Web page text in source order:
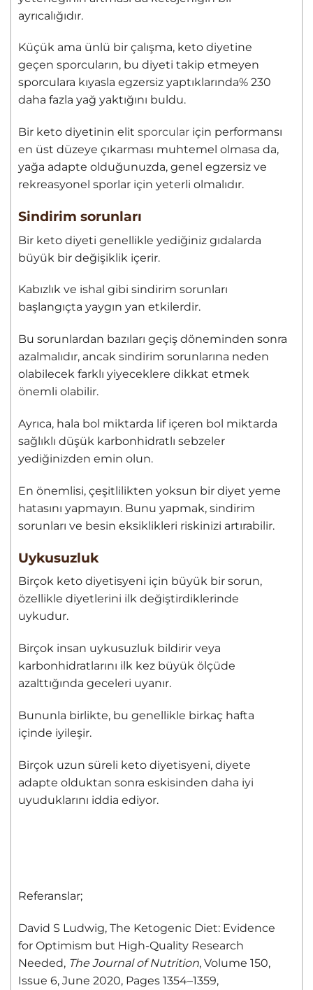
ayrıcalığıdır.
Küçük ama ünlü bir çalışma, keto diyetine
geçen sporcuların, bu diyeti takip etmeyen
sporculara kıyasla egzersiz yaptıklarında% 230
daha fazla yağ yaktığını buldu.
Bir keto diyetinin elit sporcular için performansı
en üst düzeye çıkarması muhtemel olmasa da,
yağa adapte olduğunuzda, genel egzersiz ve
rekreasyonel sporlar için yeterli olmalıdır.
Sindirim sorunları
Bir keto diyeti genellikle yediğiniz gıdalarda
büyük bir değişiklik içerir.
Kabızlık ve ishal gibi sindirim sorunları
başlangıçta yaygın yan etkilerdir.
Bu sorunlardan bazıları geçiş döneminden sonra
azalmalıdır, ancak sindirim sorunlarına neden
olabilecek farklı yiyeceklere dikkat etmek
önemli olabilir.
Ayrıca, hala bol miktarda lif içeren bol miktarda
sağlıklı düşük karbonhidratlı sebzeler
yediğinizden emin olun.
En önemlisi, çeşitlilikten yoksun bir diyet yeme
hatasını yapmayın. Bunu yapmak, sindirim
sorunları ve besin eksiklikleri riskinizi artırabilir.
Uykusuzluk
Birçok keto diyetisyeni için büyük bir sorun,
özellikle diyetlerini ilk değiştirdiklerinde
uykudur.
Birçok insan uykusuzluk bildirir veya
karbonhidratlarını ilk kez büyük ölçüde
azalttığında geceleri uyanır.
Bununla birlikte, bu genellikle birkaç hafta
içinde iyileşir.
Birçok uzun süreli keto diyetisyeni, diyete
adapte olduktan sonra eskisinden daha iyi
uyuduklarını iddia ediyor.
Referanslar;
David S Ludwig, The Ketogenic Diet: Evidence
for Optimism but High-Quality Research
Needed, The Journal of Nutrition, Volume 150,
Issue 6, June 2020, Pages 1354–1359,